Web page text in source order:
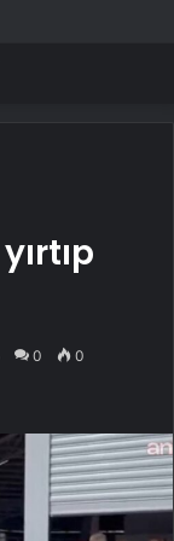
Kaybetti
0 0